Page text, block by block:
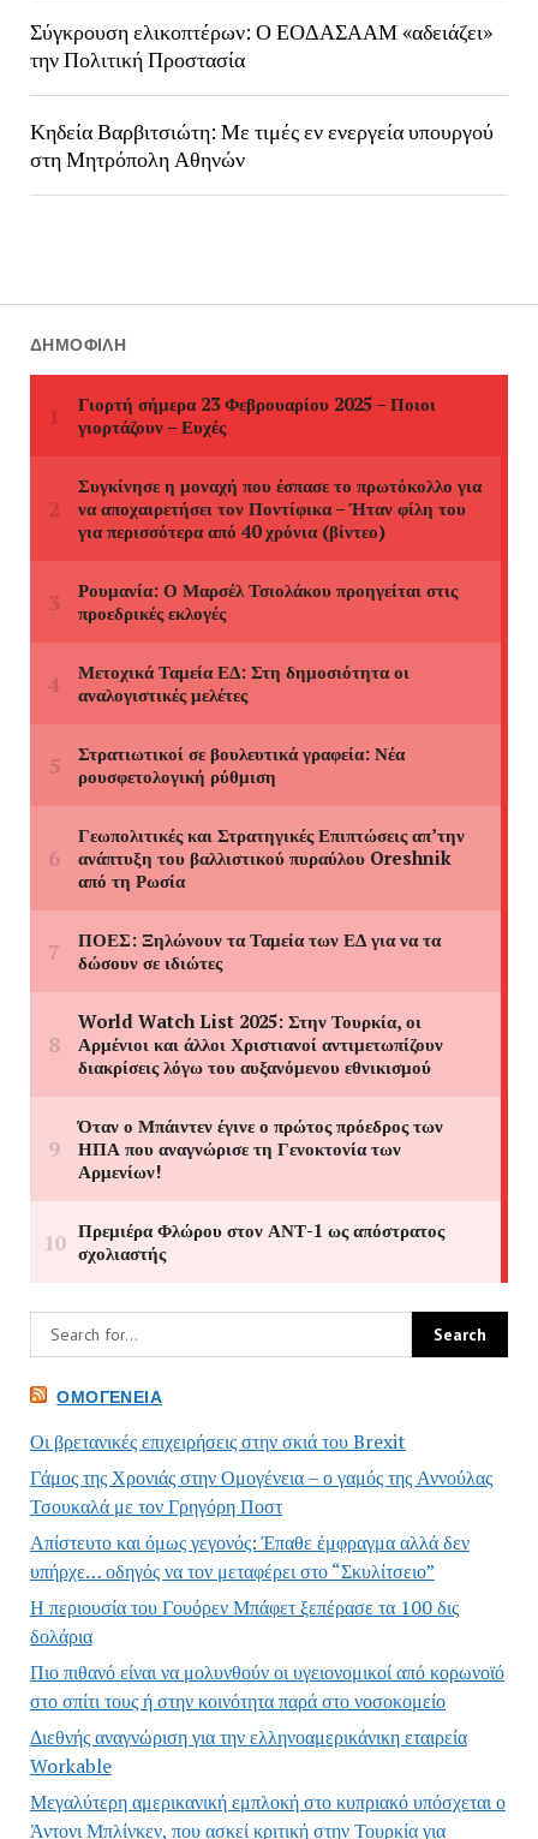
Σύγκρουση ελικοπτέρων: Ο ΕΟΔΑΣΑΑΜ «αδειάζει»
την Πολιτική Προστασία
Κηδεία Βαρβιτσιώτη: Με τιμές εν ενεργεία υπουργού
στη Μητρόπολη Αθηνών
ΔΗΜΟΦΙΛΉ
ΟΜΟΓΈΝΕΙΑ
Οι βρετανικές επιχειρήσεις στην σκιά του Brexit
Γάμος της Χρονιάς στην Ομογένεια – ο γαμός της Αννούλας
Τσουκαλά με τον Γρηγόρη Ποστ
Απίστευτο και όμως γεγονός: Έπαθε έμφραγμα αλλά δεν
υπήρχε… οδηγός να τον μεταφέρει στο “Σκυλίτσειο”
Η περιουσία του Γουόρεν Μπάφετ ξεπέρασε τα 100 δις
δολάρια
Πιο πιθανό είναι να μολυνθούν οι υγειονομικοί από κορωνοϊό
στο σπίτι τους ή στην κοινότητα παρά στο νοσοκομείο
Διεθνής αναγνώριση για την ελληνοαμερικάνικη εταιρεία
Workable
Μεγαλύτερη αμερικανική εμπλοκή στο κυπριακό υπόσχεται ο
Άντονι Μπλίνκεν, που ασκεί κριτική στην Τουρκία για